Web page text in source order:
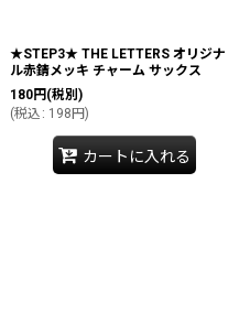
★STEP3★ THE LETTERS オリジナ
ル赤錆メッキ チャーム サックス
180円 (税別)
(税込 : 198 円)
カートに入れる